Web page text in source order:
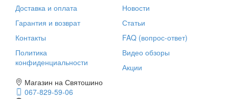
Доставка и оплата
Гарантия и возврат
Контакты
Политика
конфиденциальности
Новости
Статьи
FAQ (вопрос-ответ)
Видео обзоры
Акции
Магазин на Святошино
067-829-59-06